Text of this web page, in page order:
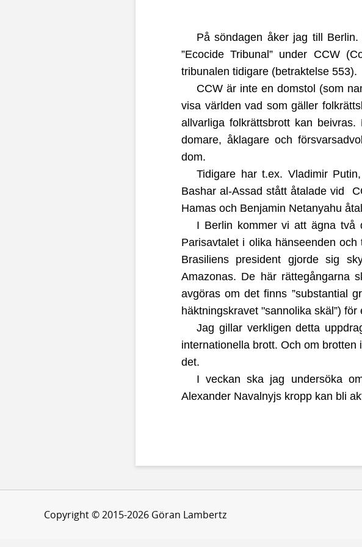
På söndagen åker jag till
”Ecocide Tribunal” under CCW
tribunalen tidigare (betraktelse 553).
CCW är inte en domstol (som
visa världen vad som gäller
allvarliga folkrättsbrott kan
domare, åklagare och
dom.
Tidigare har t.ex. Vladimir
Bashar al-Assad stått åtalade vid
Hamas och Benjamin Netanyahu
I Berlin kommer vi att ägna två
Parisavtalet i olika hänseenden
Brasiliens president gjorde sig
Amazonas. De här rättegångarna
avgöras om det finns ”substantial
häktningskravet "sannolika skäl”)
Jag gillar verkligen detta
internationella brott. Och om
det.
I veckan ska jag undersöka
Alexander Navalnyjs kropp kan bli
Copyright © 2015-2026 Göran Lambertz